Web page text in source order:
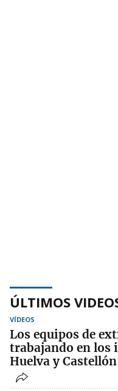
ÚLTIMOS
VÍDEOS
Los equipos de
trabajando en los
Huelva y Castellón